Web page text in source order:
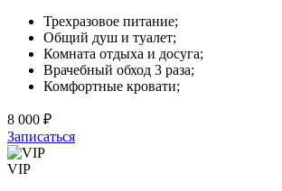
Трехразовое питание;
Общий душ и туалет;
Комната отдыха и досуга;
Врачебный обход 3 раза;
Комфортные кровати;
8 000 ₽
Записаться
VIP